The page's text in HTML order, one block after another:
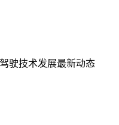
驶技术发展最新动态